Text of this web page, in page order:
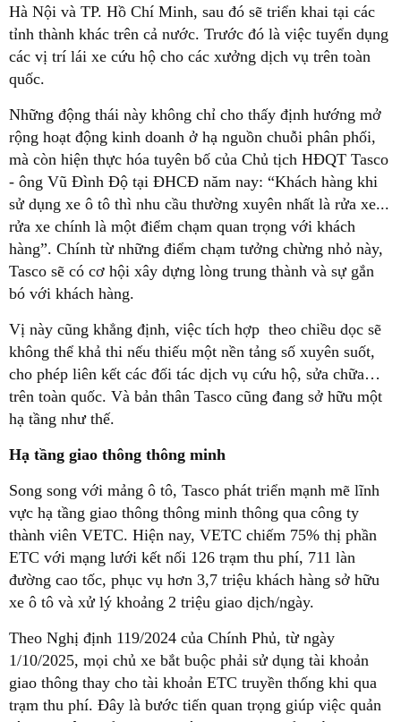
Hà Nội và TP. Hồ Chí Minh, sau đó sẽ triển khai tại các
tỉnh thành khác trên cả nước. Trước đó là việc tuyển dụng
các vị trí lái xe cứu hộ cho các xưởng dịch vụ trên toàn
quốc.
Những động thái này không chỉ cho thấy định hướng mở
rộng hoạt động kinh doanh ở hạ nguồn chuỗi phân phối,
mà còn hiện thực hóa tuyên bố của Chủ tịch HĐQT Tasco
- ông Vũ Đình Độ tại ĐHCĐ năm nay: “Khách hàng khi
sử dụng xe ô tô thì nhu cầu thường xuyên nhất là rửa xe...
rửa xe chính là một điểm chạm quan trọng với khách
hàng”. Chính từ những điểm chạm tưởng chừng nhỏ này,
Tasco sẽ có cơ hội xây dựng lòng trung thành và sự gắn
bó với khách hàng.
Vị này cũng khẳng định, việc tích hợp theo chiều dọc sẽ
không thể khả thi nếu thiếu một nền tảng số xuyên suốt,
cho phép liên kết các đối tác dịch vụ cứu hộ, sửa chữa…
trên toàn quốc. Và bản thân Tasco cũng đang sở hữu một
hạ tầng như thế.
Hạ tầng giao thông thông minh
Song song với mảng ô tô, Tasco phát triển mạnh mẽ lĩnh
vực hạ tầng giao thông thông minh thông qua công ty
thành viên VETC. Hiện nay, VETC chiếm 75% thị phần
ETC với mạng lưới kết nối 126 trạm thu phí, 711 làn
đường cao tốc, phục vụ hơn 3,7 triệu khách hàng sở hữu
xe ô tô và xử lý khoảng 2 triệu giao dịch/ngày.
Theo Nghị định 119/2024 của Chính Phủ, từ ngày
1/10/2025, mọi chủ xe bắt buộc phải sử dụng tài khoản
giao thông thay cho tài khoản ETC truyền thống khi qua
trạm thu phí. Đây là bước tiến quan trọng giúp việc quản